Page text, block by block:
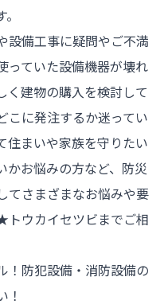
設備工事に疑問やご不満
っていた設備機器が壊れ
く建物の購入を検討して
こに発注するか迷ってい
住まいや家族を守りたい
かお悩みの方など、防災
てさまざまなお悩みや要
ウカイセツビまでご相
！防犯設備・消防設備の
！